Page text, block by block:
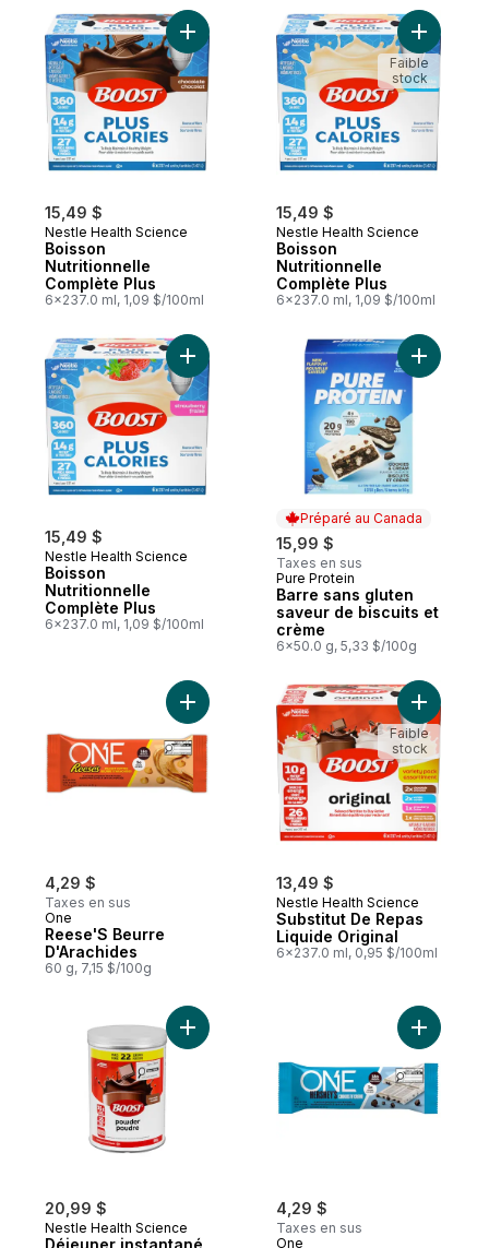
15,49 $
Nestle Health Science
Boisson
Nutritionnelle
Complète Plus
6x237.0 ml, 1,09 $/100ml
Ajouter Boisson Nutritionnelle Complète
15,49 $
Nestle Health Science
Boisson
Nutritionnelle
Complète Plus
6x237.0 ml, 1,09 $/100ml
Ajouter
Faible
stock
15,49 $
Nestle Health Science
Boisson
Nutritionnelle
Complète Plus
6x237.0 ml, 1,09 $/100ml
Ajouter Boisson Nutritionnelle Complète
Préparé au Canada
15,99 $
Taxes en sus
Préparé au Canada
Pure Protein
Barre sans gluten
saveur de biscuits et
crème
6x50.0 g, 5,33 $/100g
Ajouter
4,29 $
Taxes en sus
One
Reese'S Beurre
D'Arachides
60 g, 7,15 $/100g
Ajouter Reese'S Beurre D'Arachides au
13,49 $
Nestle Health Science
Substitut De Repas
Liquide Original
6x237.0 ml, 0,95 $/100ml
Ajouter
Faible
stock
20,99 $
Nestle Health Science
Déjeuner instantané
Ajouter Déjeuner instantané en poudre,
4,29 $
Taxes en sus
One
Ajouter